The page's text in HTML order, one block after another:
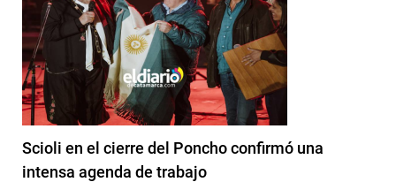
Scioli en el cierre del Poncho confirmó una
intensa agenda de trabajo